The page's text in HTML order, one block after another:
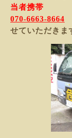
当者携帯
070-6663-8664
せていただきま